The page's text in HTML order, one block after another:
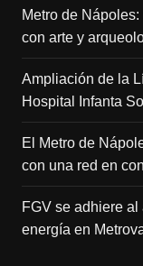
Metro de
con arte y
Ampliación de la
Hospital Infanta
El Metro de
con una red en
FGV se adhiere
energía en